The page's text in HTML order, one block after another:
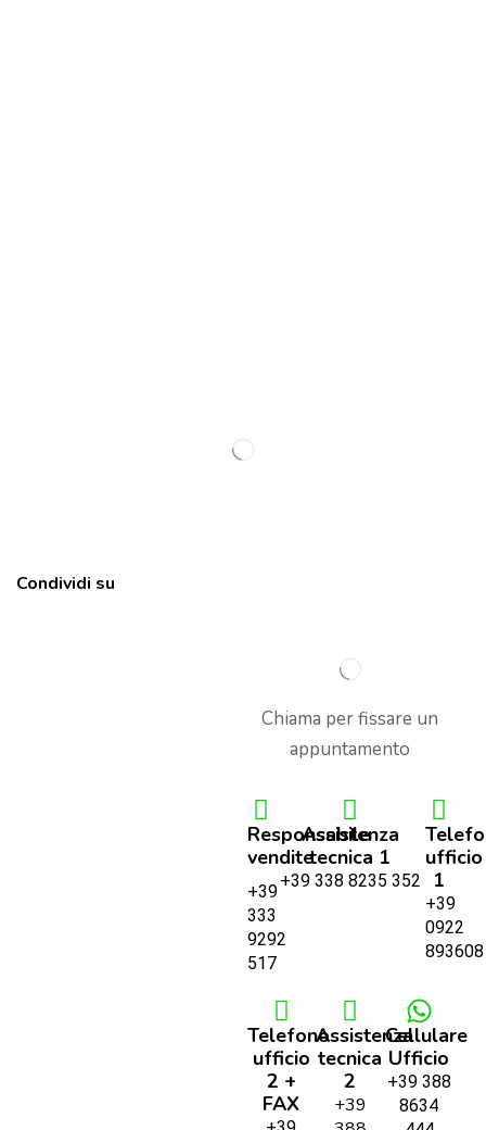
Condividi su
Chiama per fissare un
appuntamento
Responsabile
vendite
+39
333
9292
517
Assistenza
tecnica 1
+39 338 8235 352
ufficio
1
+39
0922
893608
Telefono
ufficio
2 +
FAX
Assistenza
tecnica
2
+39
Cellulare
Ufficio
+39 388
8634